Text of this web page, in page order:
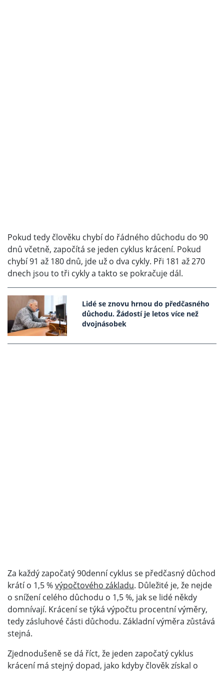
Pokud tedy člověku chybí do řádného důchodu do 90
dnů včetně, započítá se jeden cyklus krácení. Pokud
chybí 91 až 180 dnů, jde už o dva cykly. Při 181 až 270
dnech jsou to tři cykly a takto se pokračuje dál.
Lidé se znovu hrnou do předčasného
důchodu. Žádostí je letos více než
dvojnásobek
Za každý započatý 90denní cyklus se předčasný důchod
krátí o 1,5 %výpočtového základu. Důležité je, že nejde
o snížení celého důchodu o 1,5 %, jak se lidé někdy
domnívají. Krácení se týká výpočtu procentní výměry,
tedy zásluhové části důchodu. Základní výměra zůstává
stejná.
Zjednodušeně se dá říct, že jeden započatý cyklus
krácení má stejný dopad, jako kdyby člověk získal o